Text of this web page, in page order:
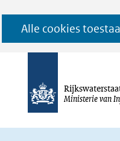
Alle cookies
Ga
naar
de
Ministerie van